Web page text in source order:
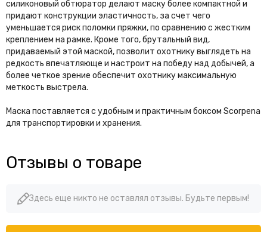
силиконовый обтюратор делают маску более компактной и
придают конструкции эластичность, за счет чего
уменьшается риск поломки пряжки, по сравнению с жестким
креплением на рамке. Кроме того, брутальный вид,
придаваемый этой маской, позволит охотнику выглядеть на
редкость впечатляюще и настроит на победу над добычей, а
более четкое зрение обеспечит охотнику максимальную
меткость выстрела.
Маска поставляется с удобным и практичным боксом Scorpena
для транспортировки и хранения.
Отзывы о товаре
Здесь еще никто не оставлял отзывы. Будьте первым!